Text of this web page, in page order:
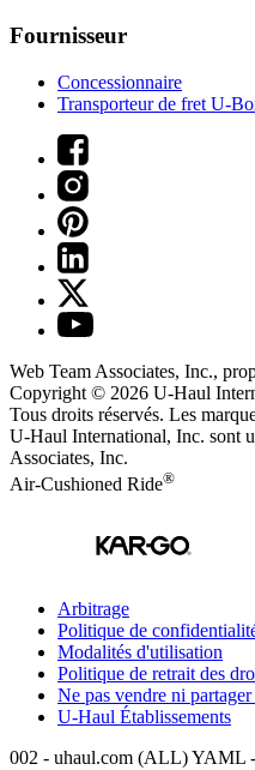
Fournisseur
Concessionnaire
Transporteur de fret U-
Web Team Associates, Inc.,
Copyright © 2026 U-Haul
Tous droits réservés. Les
U-Haul International, Inc. sont
Associates, Inc.
Air-Cushioned Ride®
Arbitrage
Politique de
Modalités d'utilisation
Politique de retrait des
Ne pas vendre ni
U-Haul Établissements
002 - uhaul.com (ALL) YAML -